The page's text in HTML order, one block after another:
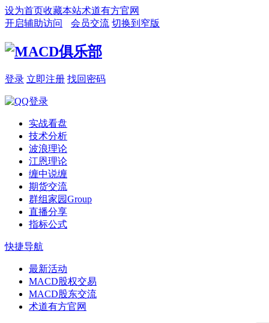
设为首页收藏本站术道有方官网
开启辅助访问
会员交流 切换到窄版
登录 立即注册 找回密码
实战看盘
技术分析
波浪理论
江恩理论
缠中说缠
期货交流
群组家园Group
直播分享
指标公式
快捷导航
最新活动
MACD股权交易
MACD股东交流
术道有方官网